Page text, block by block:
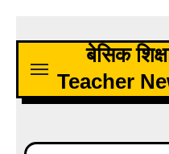
content
बेसिक
Teacher